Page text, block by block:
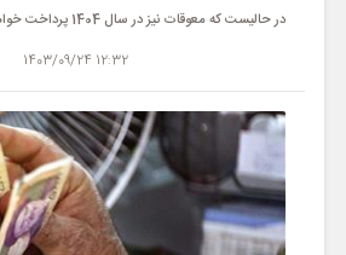
در حالیست که معوقات نیز در سال 1404 پرداخت خواهد شد.
12:32 1403/09/24